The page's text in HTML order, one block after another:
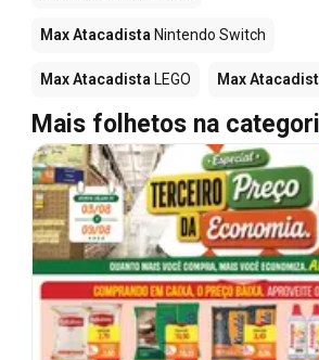
Max Atacadista Nintendo Switch
Max Atacadista LEGO Max
Mais folhetos na